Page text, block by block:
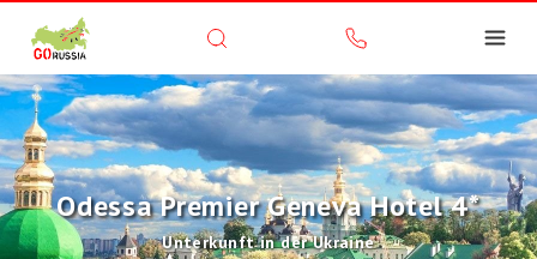
Odessa Premier Geneva Hotel 4*
Unterkunft in der Ukraine